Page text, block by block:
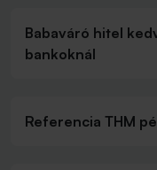
Babaváró hitel
bankoknál
Referencia THM